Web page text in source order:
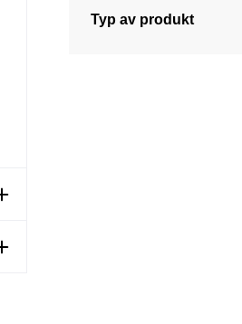
Typ av produkt